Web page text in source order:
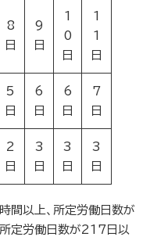
8
日
9
日
1
0
日
1
1
日
5
日
6
日
6
日
7
日
2
日
3
日
3
日
3
日
間以上、所定労働日数が
定労働日数が217日以